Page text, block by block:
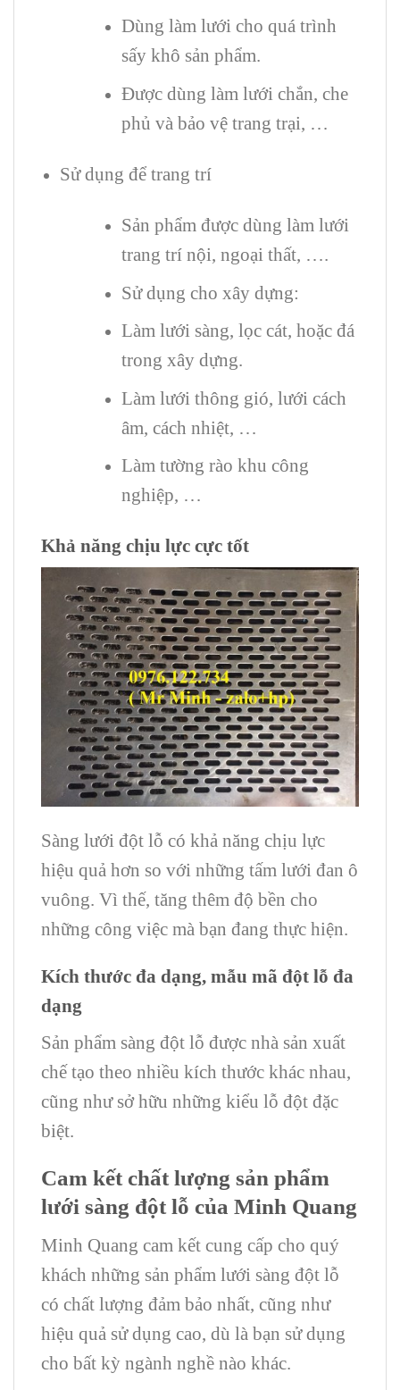
Dùng làm lưới cho quá trình
sấy khô sản phẩm.
Được dùng làm lưới chắn, che
phủ và bảo vệ trang trại, …
Sử dụng để trang trí
Sản phẩm được dùng làm lưới
trang trí nội, ngoại thất, ….
Sử dụng cho xây dựng:
Làm lưới sàng, lọc cát, hoặc đá
trong xây dựng.
Làm lưới thông gió, lưới cách
âm, cách nhiệt, …
Làm tường rào khu công
nghiệp, …
Khả năng chịu lực cực tốt
Sàng lưới đột lỗ có khả năng chịu lực
hiệu quả hơn so với những tấm lưới đan ô
vuông. Vì thế, tăng thêm độ bền cho
những công việc mà bạn đang thực hiện.
Kích thước đa dạng, mẫu mã đột lỗ đa
dạng
Sản phẩm sàng đột lỗ được nhà sản xuất
chế tạo theo nhiều kích thước khác nhau,
cũng như sở hữu những kiểu lỗ đột đặc
biệt.
Cam kết chất lượng sản phẩm
lưới sàng đột lỗ của Minh Quang
Minh Quang cam kết cung cấp cho quý
khách những sản phẩm lưới sàng đột lỗ
có chất lượng đảm bảo nhất, cũng như
hiệu quả sử dụng cao, dù là bạn sử dụng
cho bất kỳ ngành nghề nào khác.